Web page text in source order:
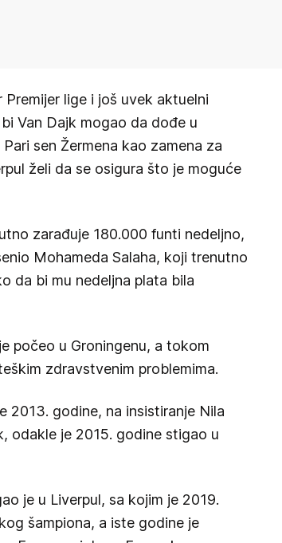
lige i još uvek aktuelni
Van Dajk mogao da dođe u
sen Žermena kao zamena za
želi da se osigura što je moguće
zarađuje 180.000 funti nedeljno,
Mohameda Salaha, koji trenutno
da bi mu nedeljna plata bila
počeo u Groningenu, a tokom
zdravstvenim problemima.
2013. godine, na insistiranje Nila
odakle je 2015. godine stigao u
je u Liverpul, sa kojim je 2019.
šampiona, a iste godine je